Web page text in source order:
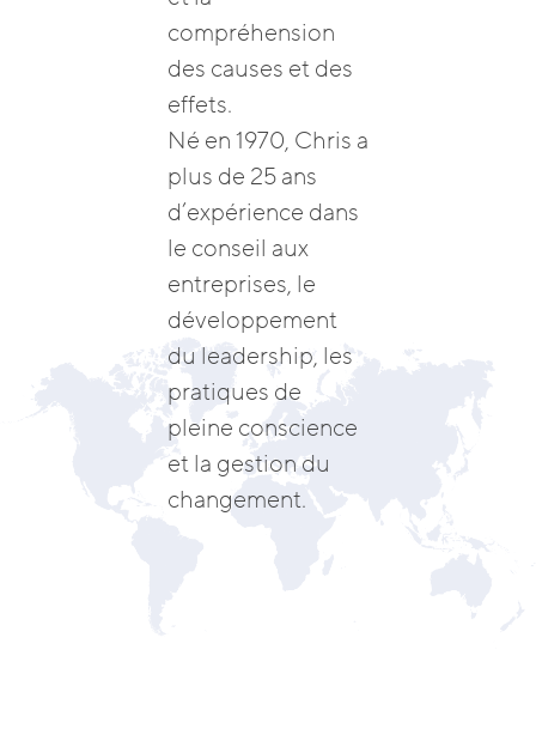
compréhension
des causes et des
effets.
Né en 1970, Chris a
plus de 25 ans
d’expérience dans
le conseil aux
entreprises, le
développement
du leadership, les
pratiques de
pleine conscience
et la gestion du
changement.